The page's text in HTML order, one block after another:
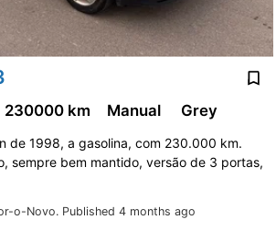
o-Novo. Published 4 months ago
230000 km Manual Grey
de 1998, a gasolina, com 230.000 km.
sempre bem mantido, versão de 3 portas,